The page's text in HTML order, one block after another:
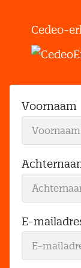
Cedeo-
Voornaam
E-